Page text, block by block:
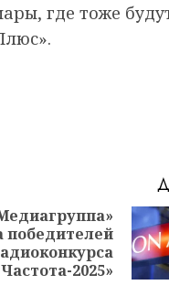
где тоже
победителей
2025»